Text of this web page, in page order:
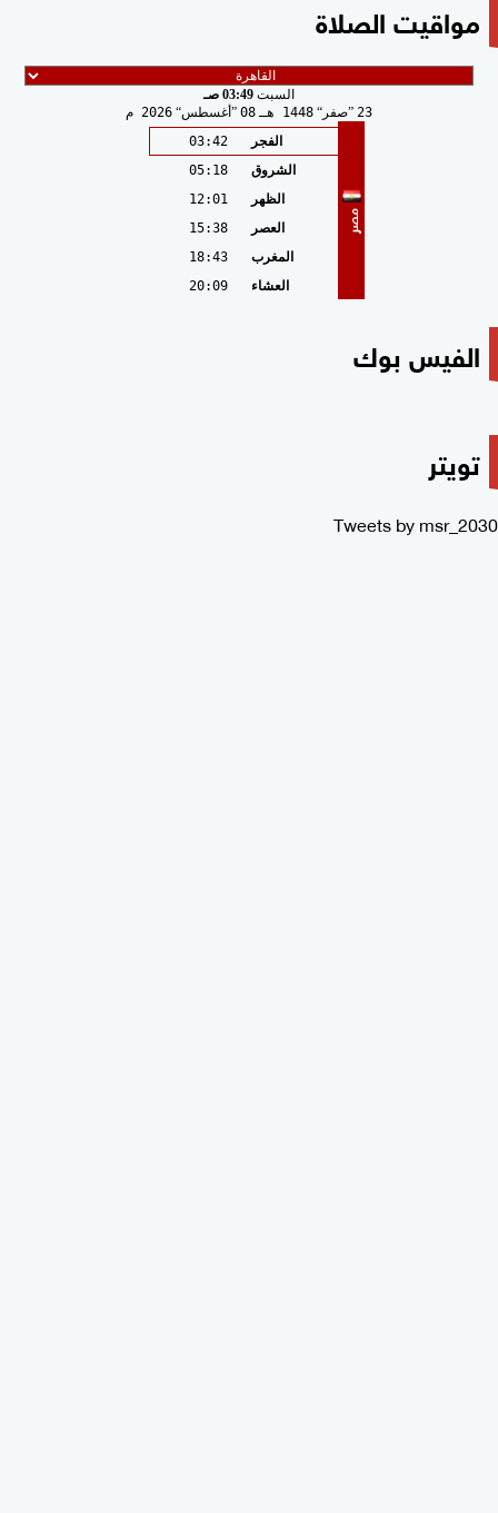
مواقيت الصلاة
السبت 03:49 صـ
23
صفر 1448 هـ 08 أغسطس 2026 م
مصر
الفجر
03:42
الشروق
05:18
الظهر
12:01
العصر
15:38
المغرب
18:43
العشاء
20:09
الفيس بوك
تويتر
Tweets by msr_2030